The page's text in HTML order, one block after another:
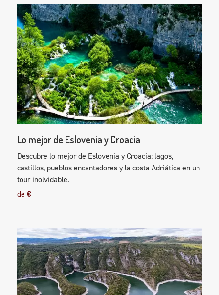
Lo mejor de Eslovenia y Croacia
Descubre lo mejor de Eslovenia y Croacia: lagos,
castillos, pueblos encantadores y la costa Adriática en un
tour inolvidable.
de €